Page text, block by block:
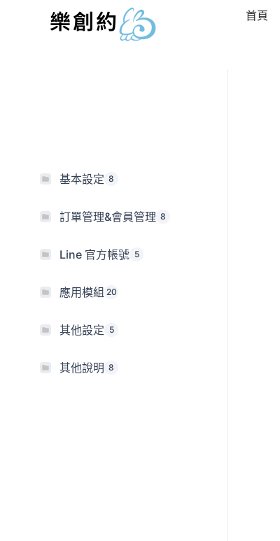
樂創約 首頁
基本設定 8
訂單管理&會員管理 8
Line 官方帳號 5
應用模組 20
其他設定 5
其他說明 8